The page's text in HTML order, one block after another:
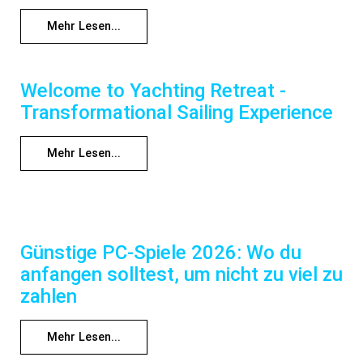
Mehr Lesen...
Welcome to Yachting Retreat -
Transformational Sailing Experience
Mehr Lesen...
Günstige PC-Spiele 2026: Wo du
anfangen solltest, um nicht zu viel zu
zahlen
Mehr Lesen...